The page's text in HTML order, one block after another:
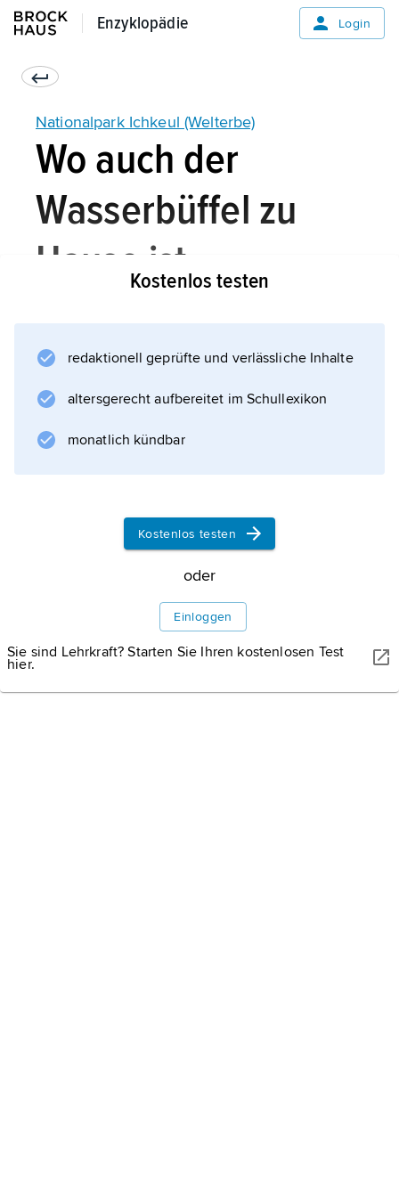
Enzyklopädie
Enzyklopädie Login
Nationalpark Ichkeul (Welterbe)
Wo auch der
Wasserbüffel zu
Hause ist
WISSENMEDIA, GÜTERSLOH
Kostenlos testen
redaktionell geprüfte und verlässliche Inhalte
altersgerecht aufbereitet im Schullexikon
monatlich kündbar
Kostenlos testen
oder
Einloggen
Sie sind Lehrkraft? Starten Sie Ihren kostenlosen Test
hier.